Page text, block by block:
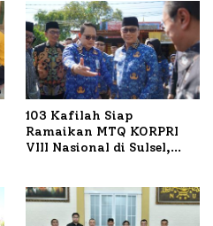
103 Kafilah Siap
Ramaikan MTQ KORPRI
VIII Nasional di Sulsel,